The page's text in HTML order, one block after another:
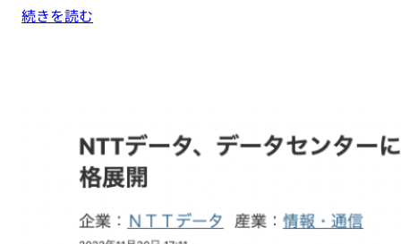
続きを読む